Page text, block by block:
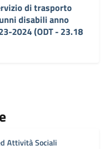
di trasporto
disabili anno
2024 (ODT - 23.18
Attività Sociali